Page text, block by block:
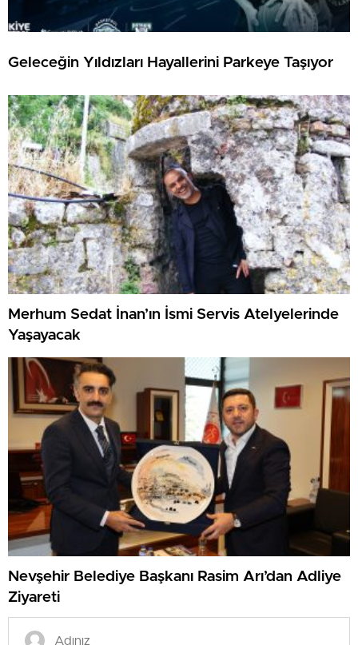
Geleceğin Yıldızları Hayallerini Parkeye Taşıyor
Merhum Sedat İnan’ın İsmi Servis Atelyelerinde
Yaşayacak
Nevşehir Belediye Başkanı Rasim Arı’dan Adliye
Ziyareti